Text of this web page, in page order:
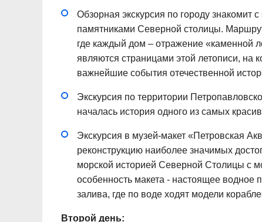
Обзорная экскурсия по городу знакомит
памятниками Северной столицы.
где каждый дом – отражение «каменной
являются страницами этой летописи, на
важнейшие события отечественной
Экскурсия по территории
началась история одного из самых
Экскурсия в музей-макет «Петровская
реконструкцию наиболее значимых
морской историей Северной Столицы с
особенность макета - настоящее
залива, где по воде ходят модели
Второй день: